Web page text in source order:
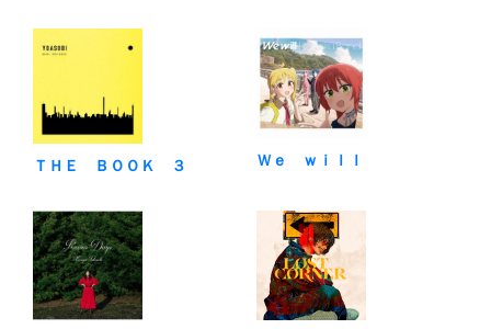
ＴＨＥ ＢＯＯＫ ３ Ｗｅ ｗｉｌｌ